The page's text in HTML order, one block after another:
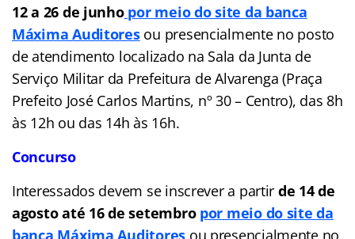
12 a 26 de junhopor meio do site da banca
Máxima Auditoresou presencialmente no posto
de atendimento localizado na Sala da Junta de
Serviço Militar da Prefeitura de Alvarenga (Praça
Prefeito José Carlos Martins, nº 30 – Centro), das 8h
às 12h ou das 14h às 16h.
Concurso
Interessados devem se inscrever a partir de 14 de
agosto até 16 de setembro por meio do site da
banca Máxima Auditores ou presencialmente no